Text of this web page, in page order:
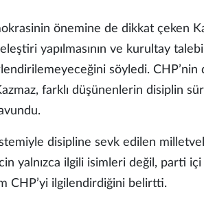
önemine de dikkat çeken
yapılmasının ve kurultay
söyledi.
farklı düşünenlerin disiplin
disipline sevk edilen
yalnızca ilgili isimleri değil, parti
CHP’yi ilgilendirdiğini belirtti.